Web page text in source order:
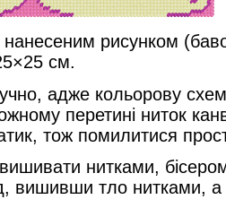
нанесеним рисунком
см.
адже кольорову
перетині ниток
тож помилитися
нитками, бісером
вишивши тло нитками, а